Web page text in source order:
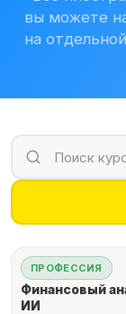
ПРОФЕССИЯ
Финансовый
ИИ